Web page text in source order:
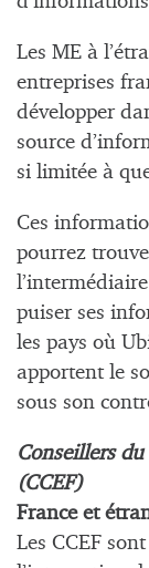
Les ME à
entreprises
développer
source
si limitée à
Ces
pourrez
puiser ses
les pays où
apportent le
sous son
Conseillers
(CCEF)
France et
Les CCEF